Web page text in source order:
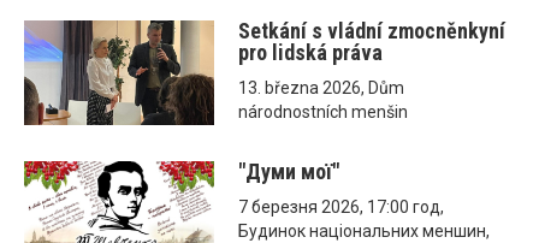
Setkání s vládní zmocněnkyní
pro lidská práva
13. března 2026, Dům
národnostních menšin
"Думи мої"
7 березня 2026, 17:00 год,
Будинок національних меншин,